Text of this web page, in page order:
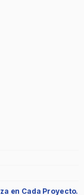
en Cada Proyecto.